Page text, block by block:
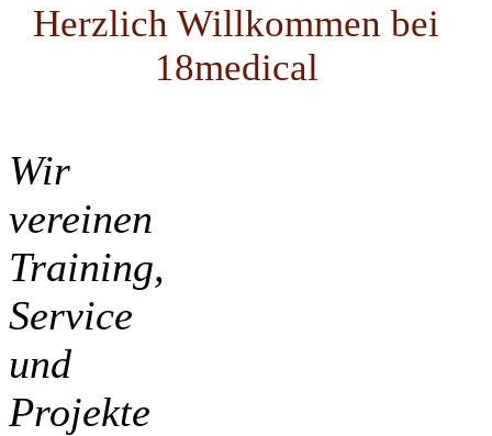
Herzlich Willkommen bei
18medical
Wir
vereinen
Training,
Service
und
Projekte